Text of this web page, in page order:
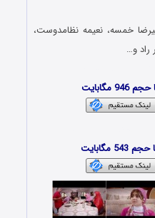
خمسه، نعیمه نظامدوست،
راد و…
مگابایت
مگابایت